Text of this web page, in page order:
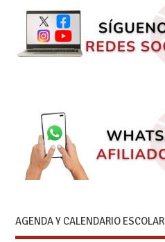
AGENDA Y CALENDARIO ESCOLAR